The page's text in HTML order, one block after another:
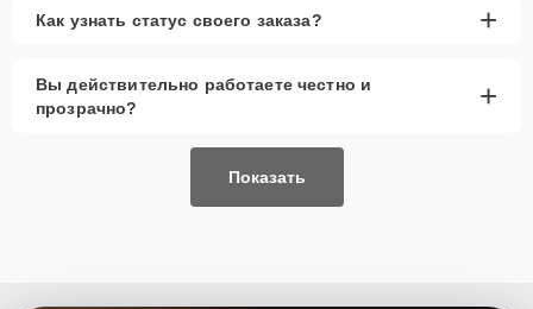
Как узнать статус своего заказа? +
Вы действительно работаете честно и
прозрачно?
+
Показать